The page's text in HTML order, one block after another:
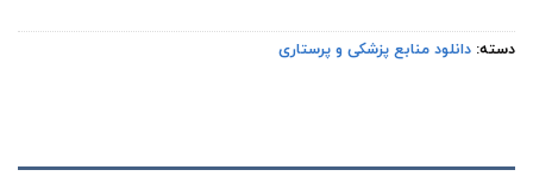
دسته: دانلود منابع پزشکی و پرستاری